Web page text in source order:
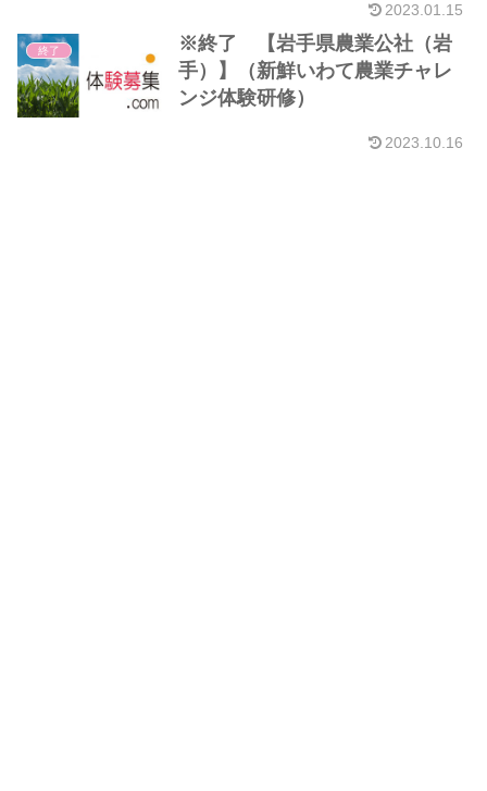
2023.01.15
終了
※終了 【岩手県農業公社（岩
手）】（新鮮いわて農業チャレ
ンジ体験研修）
2023.10.16